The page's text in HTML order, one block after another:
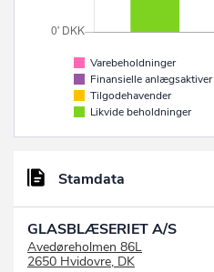
Varebeholdninger
Finansielle anlægsaktiver
Tilgodehavender
Likvide beholdninger
Stamdata
GLASBLÆSERIET A/S
Avedøreholmen 86L
2650 Hvidovre, DK